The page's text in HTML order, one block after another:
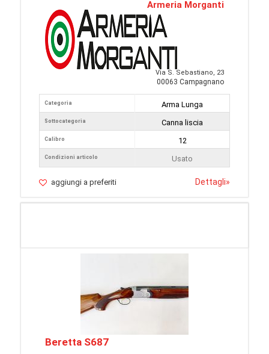
Armeria Morganti
Via S. Sebastiano, 23
00063 Campagnano
Categoria
Sottocategoria
Calibro
Condizioni articolo
Arma Lunga
Canna liscia
12
Usato
aggiungi a preferiti Dettagli»
Beretta S687